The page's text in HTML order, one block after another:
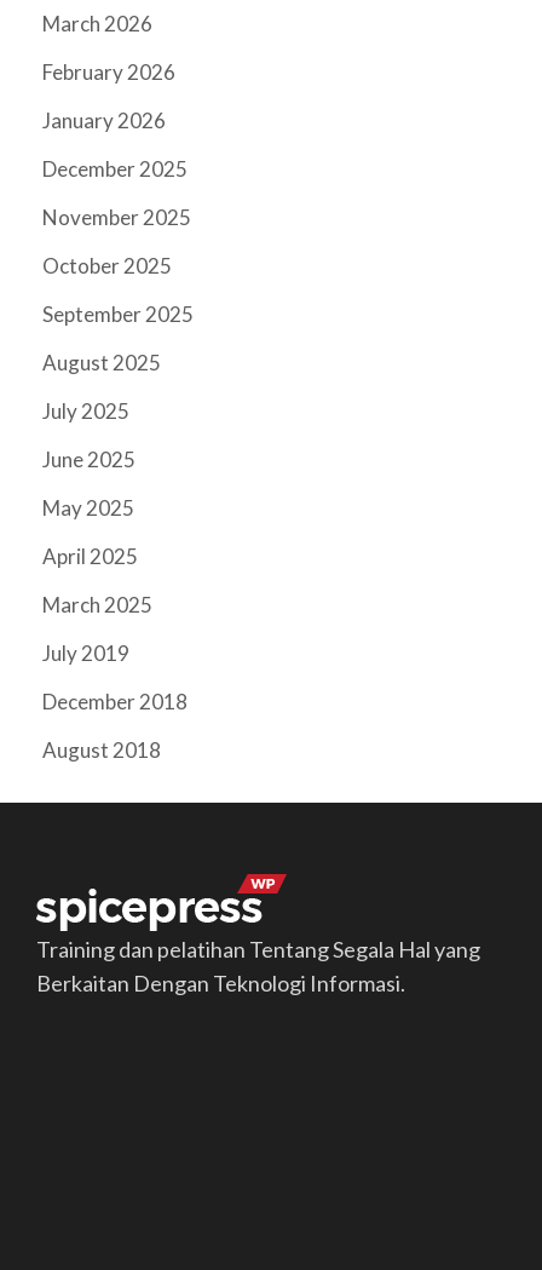
March 2026
February 2026
January 2026
December 2025
November 2025
October 2025
September 2025
August 2025
July 2025
June 2025
May 2025
April 2025
March 2025
July 2019
December 2018
August 2018
Training dan pelatihan Tentang Segala Hal yang
Berkaitan Dengan Teknologi Informasi.